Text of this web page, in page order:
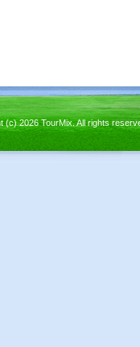
(c) 2026 TourMix. All rights